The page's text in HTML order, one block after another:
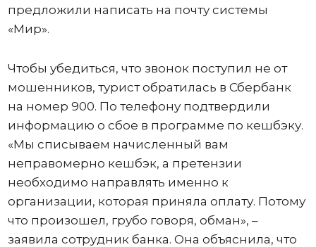
предложили написать на почту системы
«Мир».
Чтобы убедиться, что звонок поступил не от
мошенников, турист обратилась в Сбербанк
на номер 900. По телефону подтвердили
информацию о сбое в программе по кешбэку.
«Мы списываем начисленный вам
неправомерно кешбэк, а претензии
необходимо направлять именно к
организации, которая приняла оплату. Потому
что произошел, грубо говоря, обман», –
заявила сотрудник банка. Она объяснила, что